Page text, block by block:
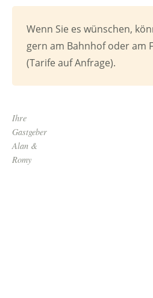
Wenn Sie es wünschen,
gern am Bahnhof oder am
(Tarife auf Anfrage).
Ihre
Gastgeber
Alan &
Romy